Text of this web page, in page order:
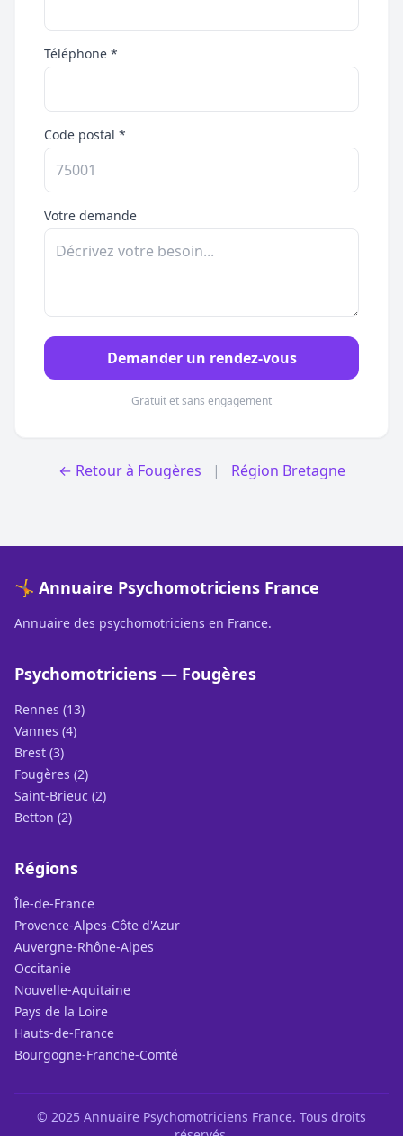
Téléphone *
Code postal *
Votre demande
Demander un rendez-vous
Gratuit et sans engagement
← Retour à Fougères | Région Bretagne
🤸 Annuaire Psychomotriciens France
Annuaire des psychomotriciens en France.
Psychomotriciens — Fougères
Rennes (13)
Vannes (4)
Brest (3)
Fougères (2)
Saint-Brieuc (2)
Betton (2)
Régions
Île-de-France
Provence-Alpes-Côte d'Azur
Auvergne-Rhône-Alpes
Occitanie
Nouvelle-Aquitaine
Pays de la Loire
Hauts-de-France
Bourgogne-Franche-Comté
© 2025 Annuaire Psychomotriciens France. Tous droits